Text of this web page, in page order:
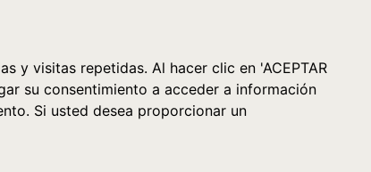
y visitas repetidas. Al hacer clic en 'ACEPTAR
su consentimiento a acceder a información
Si usted desea proporcionar un